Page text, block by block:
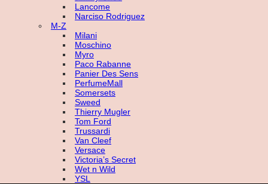
Lancome
Narciso Rodriguez
M-Z
Milani
Moschino
Myro
Paco Rabanne
Panier Des Sens
PerfumeMall
Somersets
Sweed
Thierry Mugler
Tom Ford
Trussardi
Van Cleef
Versace
Victoria’s Secret
Wet n Wild
YSL